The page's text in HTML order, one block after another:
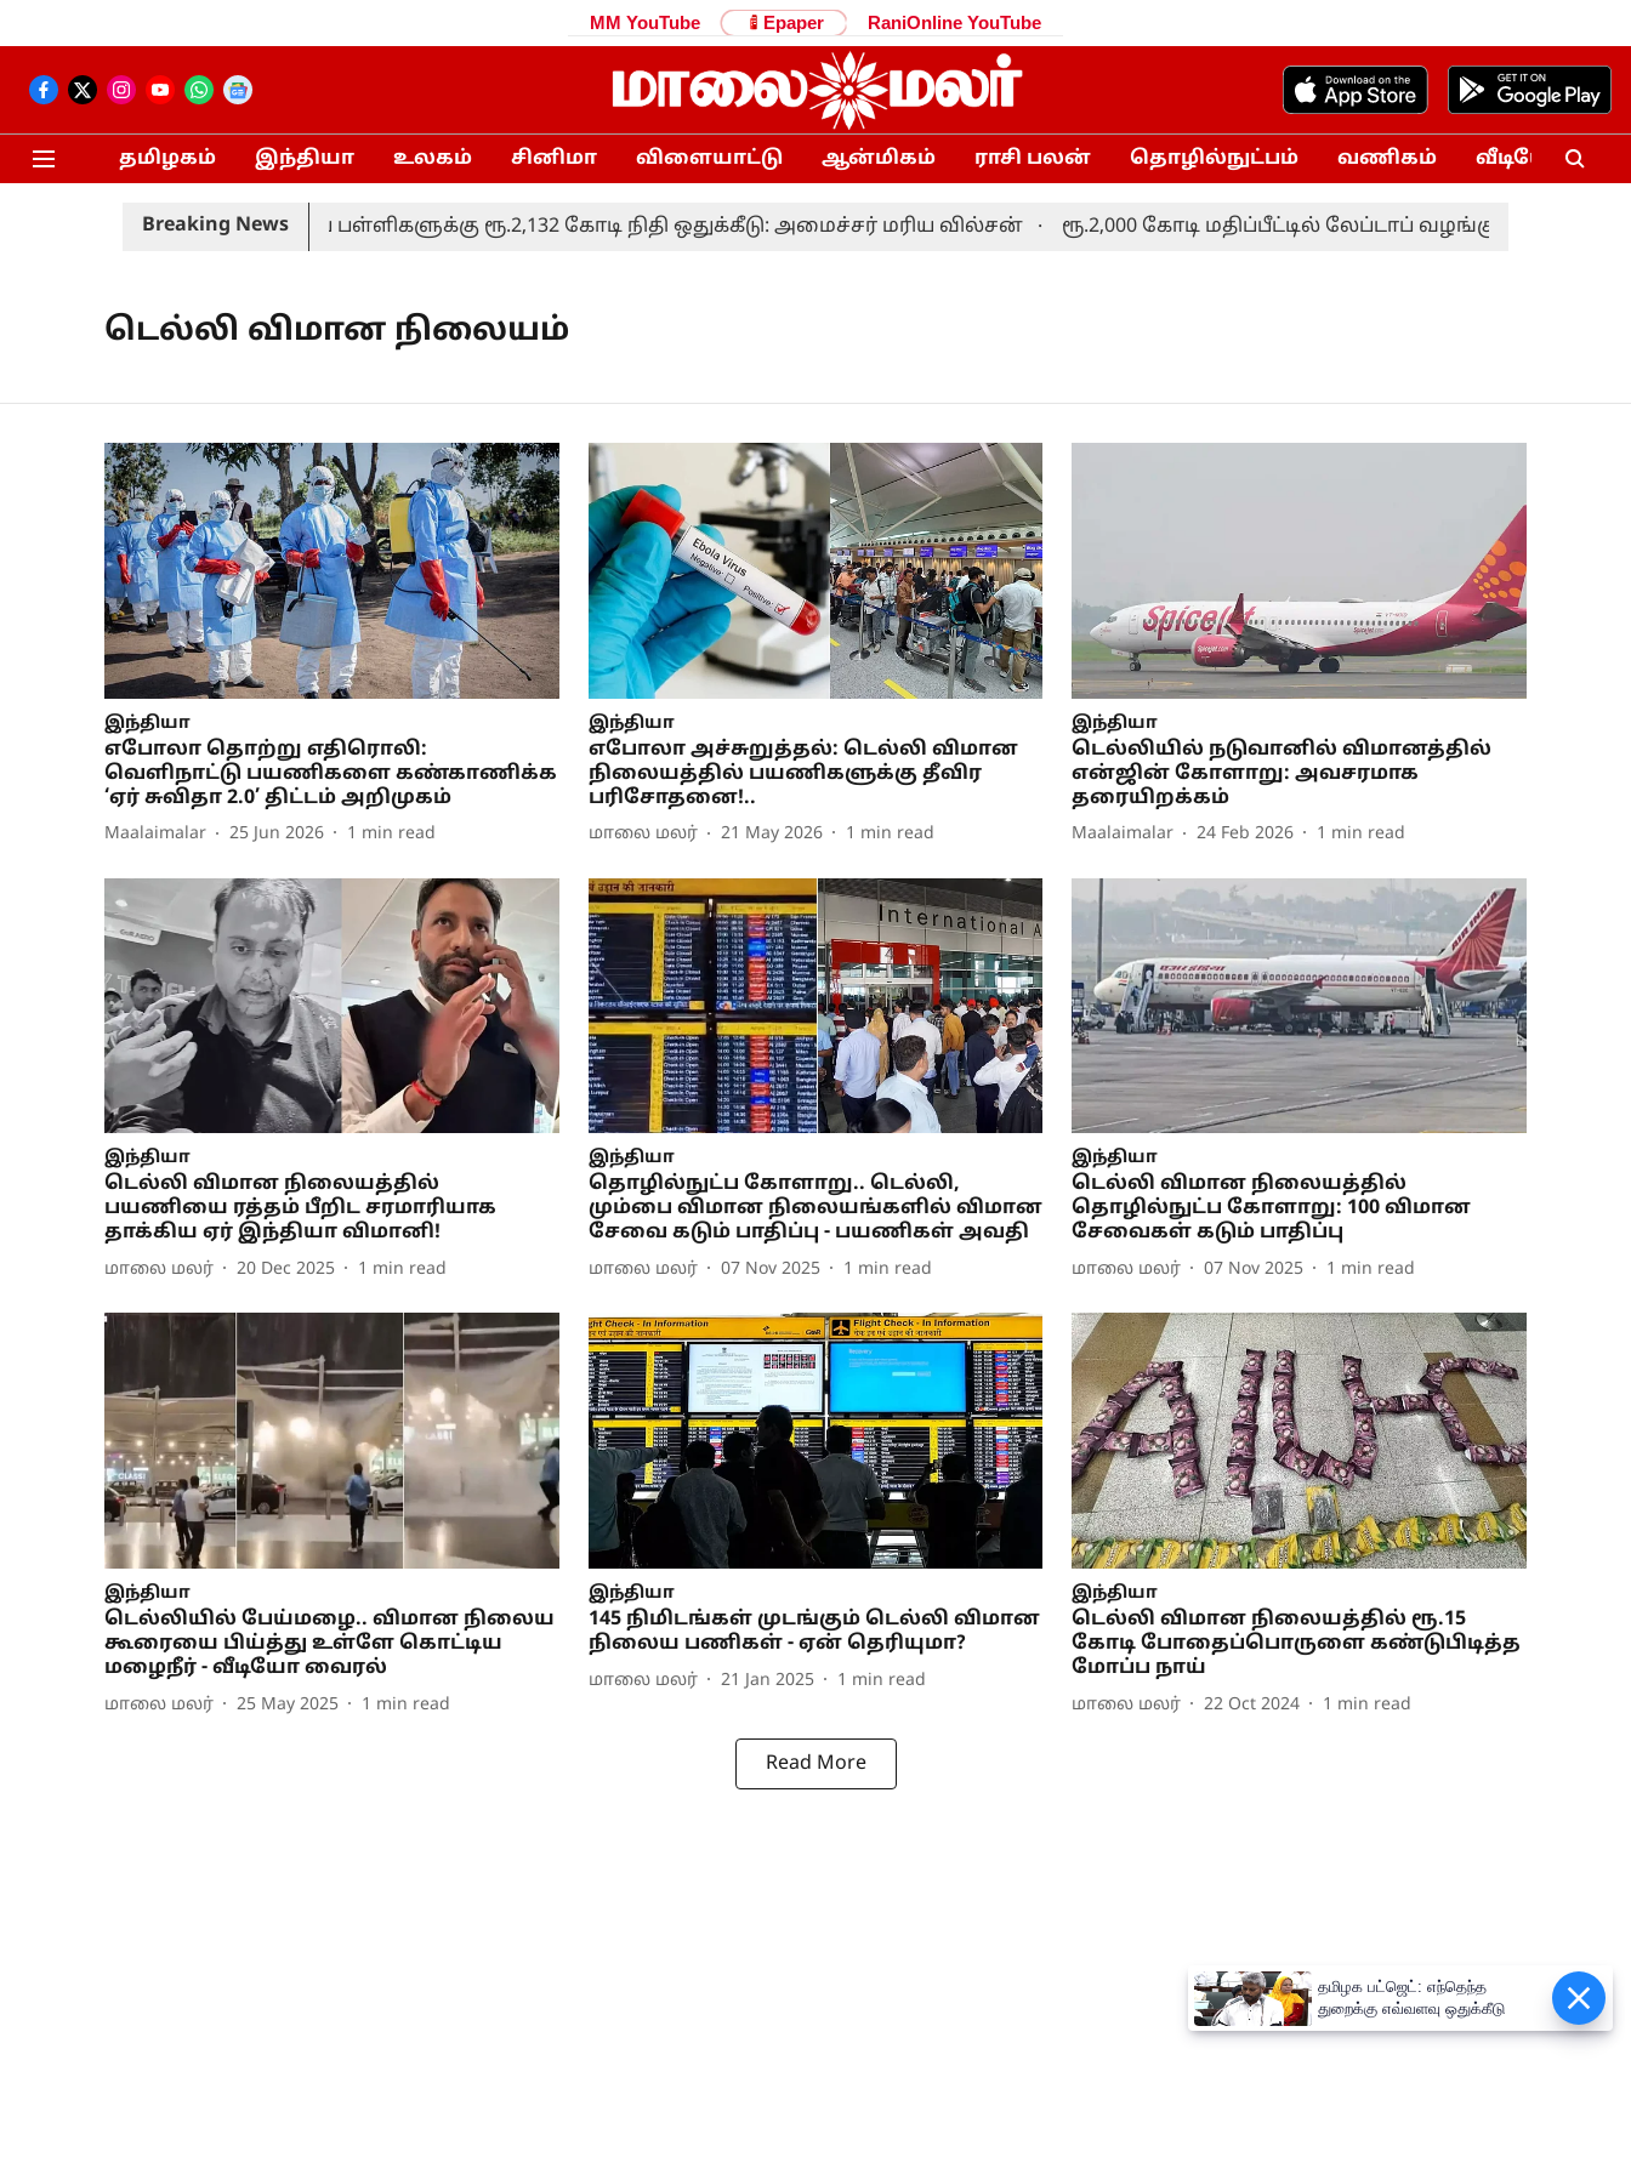
MM YouTube Epaper RaniOnline YouTube
தமிழகம் இந்தியா உலகம் சினிமா விளையாட்டு ஆன்மிகம் ராசி பலன் தொழில்நுட்பம் வணிகம் வீடியோ
Breaking News
தமிழகத்தில் 3,734 அரசுப் பள்ளிகளுக்கு ரூ.2,132 கோடி நிதி ஒதுக்கீடு: அமைச்சர் மரிய வில்சன் ரூ.2,000 கோடி மதிப்பீட்டில் லேப்டாப் வழங்கும் திட்டம்-மரிய
டெல்லி விமான நிலையம்
இந்தியா
எபோலா தொற்று எதிரொலி:
வெளிநாட்டு பயணிகளை கண்காணிக்க
‘ஏர் சுவிதா 2.0’ திட்டம் அறிமுகம்
Maalaimalar 25 Jun 2026 1 min read
இந்தியா
எபோலா அச்சுறுத்தல்: டெல்லி விமான
நிலையத்தில் பயணிகளுக்கு தீவிர
பரிசோதனை!..
மாலை மலர் 21 May 2026 1 min read
இந்தியா
டெல்லியில் நடுவானில் விமானத்தில்
என்ஜின் கோளாறு: அவசரமாக
தரையிறக்கம்
Maalaimalar 24 Feb 2026 1 min read
இந்தியா
டெல்லி விமான நிலையத்தில்
பயணியை ரத்தம் பீறிட சரமாரியாக
தாக்கிய ஏர் இந்தியா விமானி!
மாலை மலர் 20 Dec 2025 1 min read
இந்தியா
தொழில்நுட்ப கோளாறு.. டெல்லி,
மும்பை விமான நிலையங்களில் விமான
சேவை கடும் பாதிப்பு - பயணிகள் அவதி
மாலை மலர் 07 Nov 2025 1 min read
இந்தியா
டெல்லி விமான நிலையத்தில்
தொழில்நுட்ப கோளாறு: 100 விமான
சேவைகள் கடும் பாதிப்பு
மாலை மலர் 07 Nov 2025 1 min read
இந்தியா
டெல்லியில் பேய்மழை.. விமான நிலைய
கூரையை பிய்த்து உள்ளே கொட்டிய
மழைநீர் - வீடியோ வைரல்
மாலை மலர் 25 May 2025 1 min read
இந்தியா
145 நிமிடங்கள் முடங்கும் டெல்லி விமான
நிலைய பணிகள் - ஏன் தெரியுமா?
மாலை மலர் 21 Jan 2025 1 min read
இந்தியா
டெல்லி விமான நிலையத்தில் ரூ.15
கோடி போதைப்பொருளை கண்டுபிடித்த
மோப்ப நாய்
மாலை மலர் 22 Oct 2024 1 min read
Read More
தமிழக பட்ஜெட்: எந்தெந்த
துறைக்கு எவ்வளவு ஒதுக்கீடு